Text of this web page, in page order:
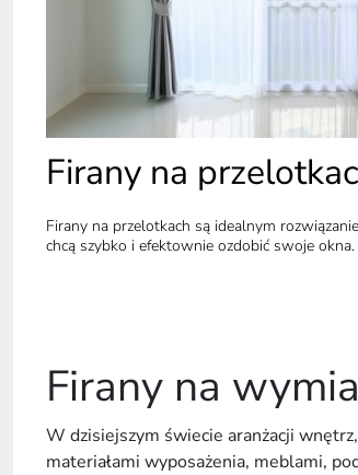
Firany na
Firany na przelotkach są idealnym
chcą szybko i efektownie ozdobić swoje okna.
Firany na
W dzisiejszym świecie aranżacji
materiałami wyposażenia, meblami,